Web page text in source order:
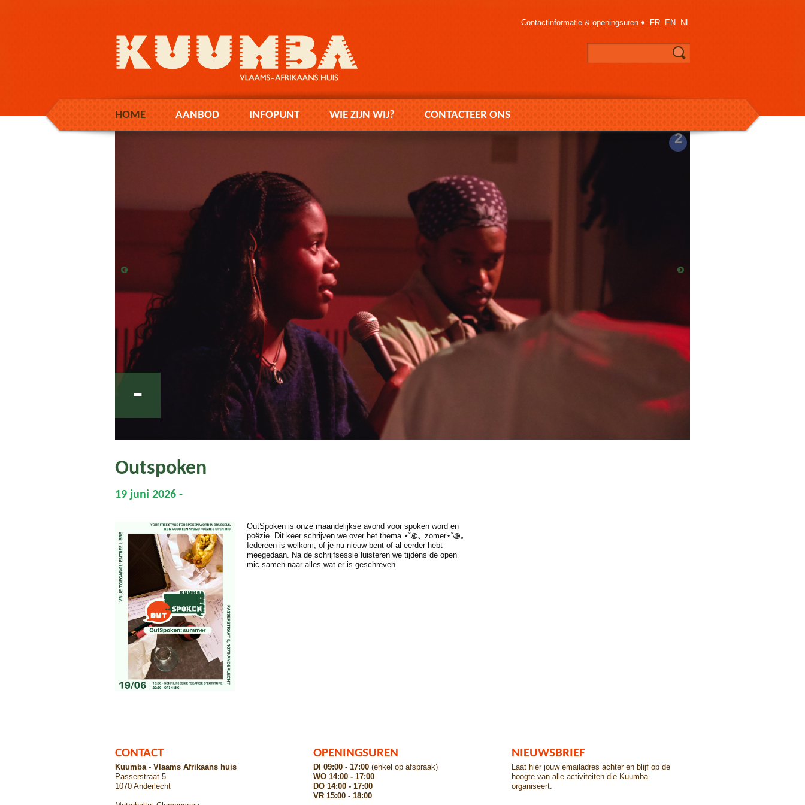
HOME AANBOD INFOPUNT WIE ZIJN WIJ? CONTACTEER ONS
Contactinformatie & openingsuren ♦ FR EN NL
2
-
Outspoken
19 juni 2026 -
OutSpoken is onze maandelijkse avond voor spoken word en
poëzie. Dit keer schrijven we over het thema ⋆˚꩜｡ zomer⋆˚꩜｡
Iedereen is welkom, of je nu nieuw bent of al eerder hebt
meegedaan. Na de schrijfsessie luisteren we tijdens de open
mic samen naar alles wat er is geschreven.
CONTACT
Kuumba - Vlaams Afrikaans huis
Passerstraat 5
1070 Anderlecht
OPENINGSUREN
DI 09:00 - 17:00 (enkel op afspraak)
WO 14:00 - 17:00
DO 14:00 - 17:00
VR 15:00 - 18:00
NIEUWSBRIEF
Laat hier jouw emailadres achter en blijf op de
hoogte van alle activiteiten die Kuumba
organiseert.